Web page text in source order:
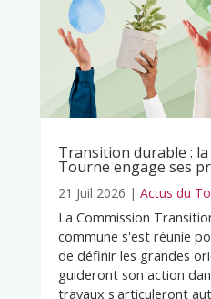
Transition durable :
Tourne engage ses
21 Juil 2026 | Actus du
La Commission
commune s'est réunie
de définir les grandes
guideront son action
travaux s'articuleront